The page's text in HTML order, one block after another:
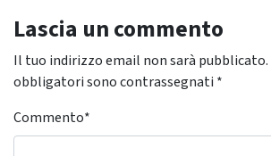
Lascia un commento
Il tuo indirizzo email non sarà pubblicato.
obbligatori sono contrassegnati *
Commento*